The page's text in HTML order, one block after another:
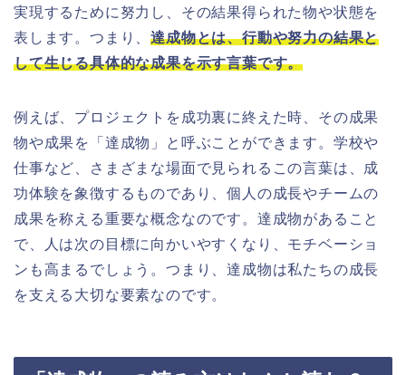
実現するために努力し、その結果得られた物や状態を
表します。つまり、達成物とは、行動や努力の結果と
して生じる具体的な成果を示す言葉です。
例えば、プロジェクトを成功裏に終えた時、その成果
物や成果を「達成物」と呼ぶことができます。学校や
仕事など、さまざまな場面で見られるこの言葉は、成
功体験を象徴するものであり、個人の成長やチームの
成果を称える重要な概念なのです。達成物があること
で、人は次の目標に向かいやすくなり、モチベーショ
ンも高まるでしょう。つまり、達成物は私たちの成長
を支える大切な要素なのです。